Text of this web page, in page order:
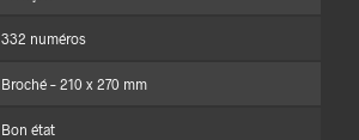
332 numéros
Broché – 210 x 270 mm
Bon état